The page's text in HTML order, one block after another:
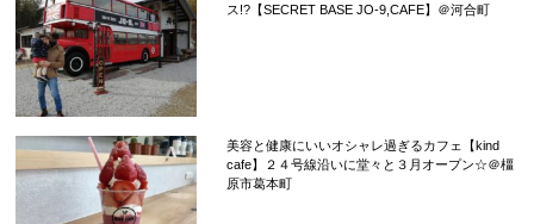
ス!?【SECRET BASE JO-9,CAFE】＠河合町
美容と健康にいいオシャレ過ぎるカフェ【kind
cafe】２４号線沿いに堂々と３月オープン☆＠橿
原市葛本町